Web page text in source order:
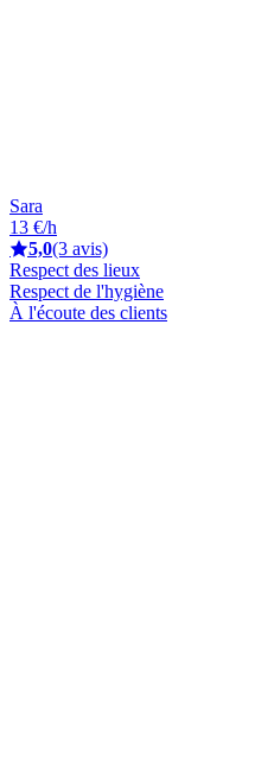
Sara
13 €/h
5,0(3 avis)
Respect des lieux
Respect de l'hygiène
À l'écoute des clients